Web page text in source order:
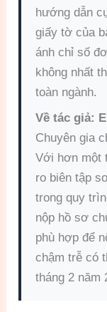
hướng dẫn
giấy tờ của
ánh chỉ số
không nhất
toàn ngành.
Về tác giả:
Chuyên gia
Với hơn một
ro biên tập
trong quy
nộp hồ sơ
phù hợp để
chậm trễ có
tháng 2 năm